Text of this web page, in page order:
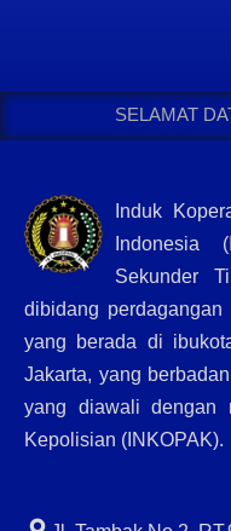
SELAMAT DATANG
Induk
Indonesia
Sekunder
dibidang
yang berada di
Jakarta, yang
yang diawali dengan
Kepolisian (INKOPAK).